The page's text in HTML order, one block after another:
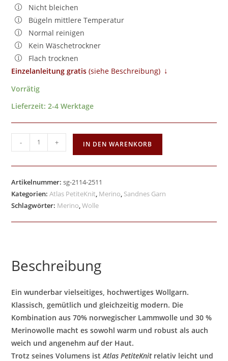
Nicht bleichen
Bügeln mittlere Temperatur
Normal reinigen
Kein Wäschetrockner
Flach trocknen
Einzelanleitung gratis ​ (siehe Beschreibung) ↓
Vorrätig
Lieferzeit:2-4 Werktage
- + IN DEN WARENKORB
Artikelnummer:sg-2114-2511
Kategorien:Atlas PetiteKnit, Merino, Sandnes Garn
Schlagwörter: Merino,Wolle
Beschreibung
Ein wunderbar vielseitiges, hochwertiges Wollgarn.
Klassisch, gemütlich und gleichzeitig modern. Die
Kombination aus 70% norwegischer Lammwolle und 30 %
Merinowolle macht es sowohl warm und robust als auch
weich und angenehm auf der Haut.
Trotz seines Volumens istAtlas PetiteKnitrelativ leicht und